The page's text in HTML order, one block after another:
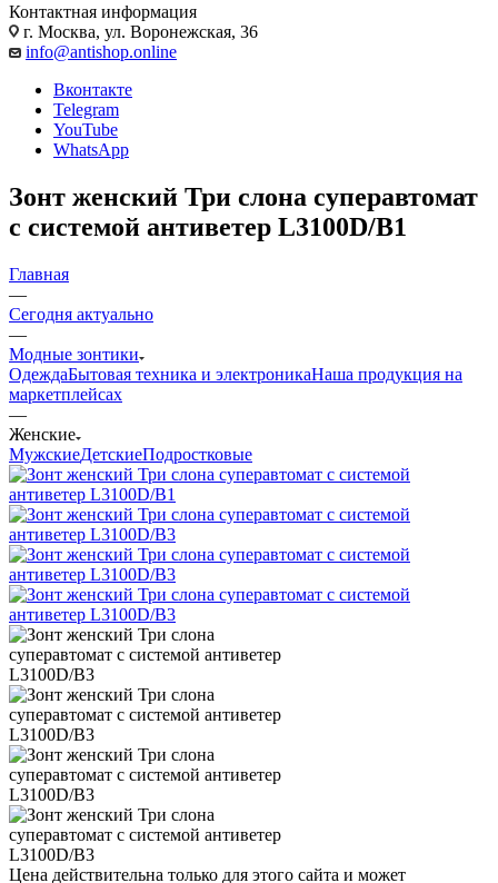
Контактная информация
г. Москва, ул. Воронежская, 36
info@antishop.online
Вконтакте
Telegram
YouTube
WhatsApp
Зонт женский Три слона суперавтомат
с системой антиветер L3100D/B1
Главная
—
Сегодня актуально
—
Модные зонтики
ОдеждаБытовая техника и электроникаНаша продукция на
маркетплейсах
—
Женские
МужскиеДетскиеПодростковые
Цена действительна только для этого сайта и может